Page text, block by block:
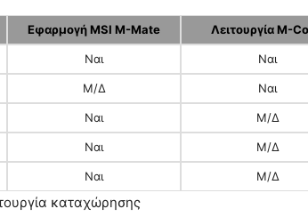
Εφαρμογή MSI M-Mate Λειτουργία M-
Ναι Ναι
Μ/Δ Ναι
Ναι Μ/Δ
Ναι Μ/Δ
Ναι Μ/Δ
καταχώρησης